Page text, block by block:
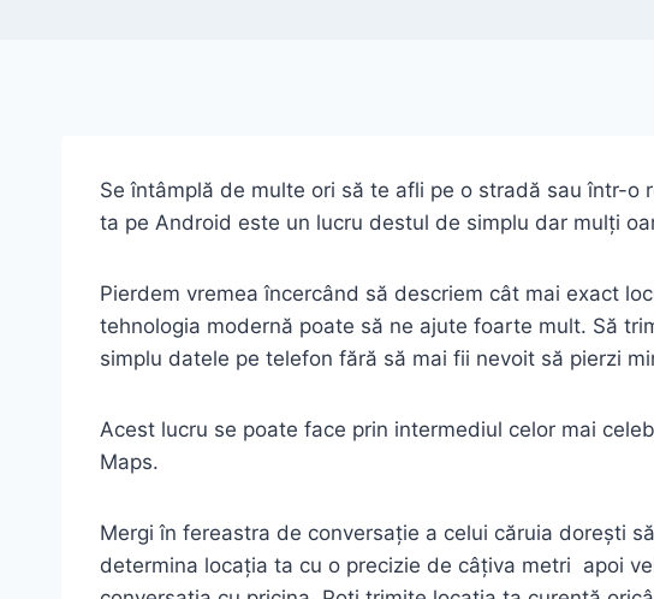
Se întâmplă de multe ori să te afli pe o stradă sau într-
ta pe Android este un lucru destul de simplu dar mulți
Pierdem vremea încercând să descriem cât mai exact
tehnologia modernă poate să ne ajute foarte mult. Să
simplu datele pe telefon fără să mai fii nevoit să pierzi
Acest lucru se poate face prin intermediul celor mai
Maps.
Mergi în fereastra de conversație a celui căruia dorești
determina locația ta cu o precizie de câțiva metri apoi